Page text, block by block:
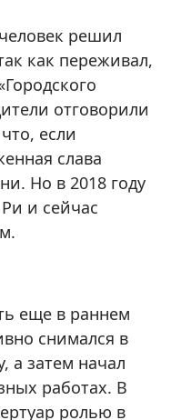
решил
как переживал,
отговорили
если
слава
Но в 2018 году
и сейчас
еще в раннем
снимался в
а затем начал
работах. В
ролью в